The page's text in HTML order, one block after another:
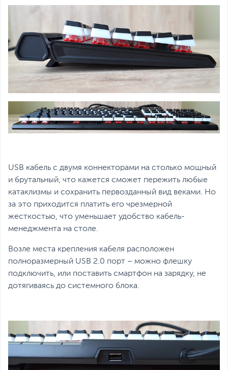
USB кабель с двумя коннекторами на столько мощный
и брутальный, что кажется сможет пережить любые
катаклизмы и сохранить первозданный вид веками. Но
за это приходится платить его чрезмерной
жесткостью, что уменьшает удобство кабель-
менеджмента на столе.
Возле места крепления кабеля расположен
полноразмерный USB 2.0 порт – можно флешку
подключить, или поставить смартфон на зарядку, не
дотягиваясь до системного блока.